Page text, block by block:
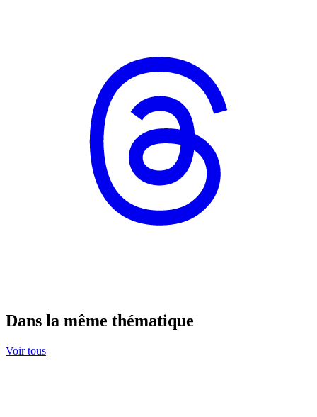
Dans la même thématique
Voir tous